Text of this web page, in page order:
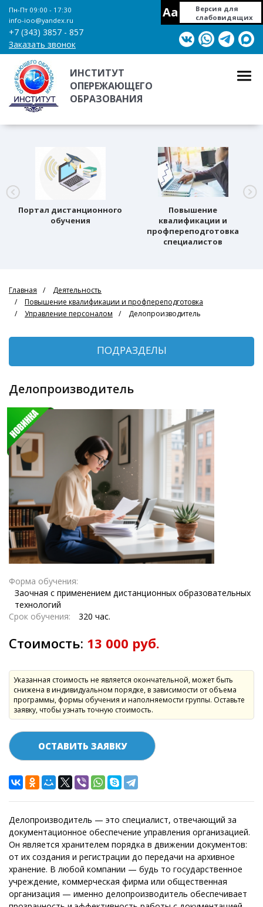
Пн-Пт 09:00 - 17:30
info-ioo@yandex.ru
+7 (343) 3857 - 857
Заказать звонок
Aa
Версия для
слабовидящих
ИНСТИТУТ
ОПЕРЕЖАЮЩЕГО
ОБРАЗОВАНИЯ
Портал дистанционного
обучения
Повышение
квалификации и
профпереподготовка
специалистов
Главная
Деятельность
Повышение квалификации и профпереподготовка
Управление персоналом
Делопроизводитель
ПОДРАЗДЕЛЫ
Делопроизводитель
Форма обучения:
Заочная с применением дистанционных образовательных
технологий
Срок обучения:
320 час.
Стоимость: 13 000 руб.
Указанная стоимость не является окончательной, может быть
снижена в индивидуальном порядке, в зависимости от объема
программы, формы обучения и наполняемости группы. Оставьте
заявку, чтобы узнать точную стоимость.
ОСТАВИТЬ ЗАЯВКУ
Делопроизводитель — это специалист, отвечающий за
документационное обеспечение управления организацией.
Он является хранителем порядка в движении документов:
от их создания и регистрации до передачи на архивное
хранение. В любой компании — будь то государственное
учреждение, коммерческая фирма или общественная
организация — именно делопроизводитель обеспечивает